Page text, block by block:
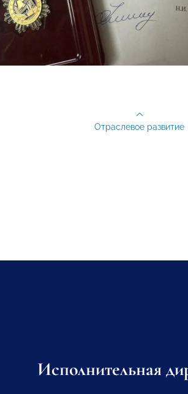
Отраслевое развитие
Исполнительная